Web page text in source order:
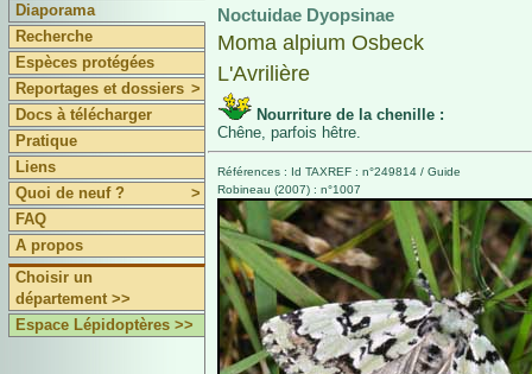
Diaporama
Recherche
Espèces protégées
Reportages et dossiers >
Docs à télécharger
Pratique
Liens
Quoi de neuf ?
>
FAQ
A propos
Choisir un
département >>
Espace Lépidoptères >>
Noctuidae Dyopsinae
Moma alpium Osbeck
L'Avrilière
Nourriture de la chenille :
Chêne, parfois hêtre.
Références : Id TAXREF : n°249814 / Guide
Robineau (2007) : n°1007